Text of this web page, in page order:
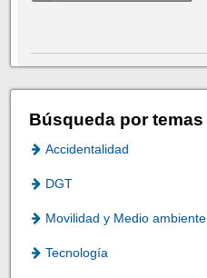
Búsqueda por temas
Accidentalidad
DGT
Movilidad y Medio ambiente
Tecnología